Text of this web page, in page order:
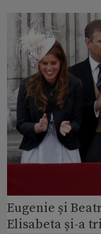
Eugenie și
Elisabeta și-a